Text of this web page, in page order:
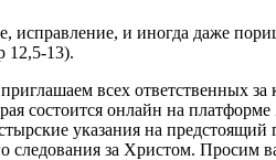
исправление, и иногда даже
12,5-13).
всех ответственных
состоится онлайн на платформе
указания на
следования за Христом. Просим